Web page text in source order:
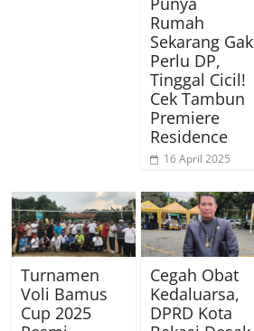
Rumah
Sekarang Gak
Perlu DP,
Tinggal Cicil!
Cek Tambun
Premiere
Residence
16 April 2025
Turnamen
Voli Bamus
Cup 2025
Cegah Obat
Kedaluarsa,
DPRD Kota